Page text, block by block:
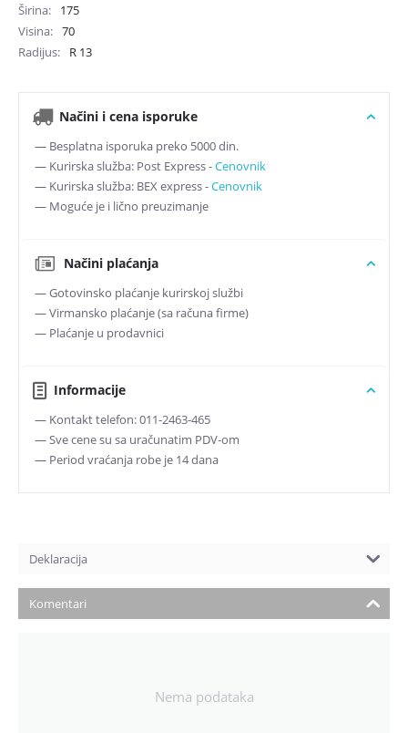
Širina
175
Visina
70
Radijus
R 13
Načini i cena isporuke
— Besplatna isporuka preko 5000 din.
— Kurirska služba: Post Express -Cenovnik
— Kurirska služba: BEX express -Cenovnik
— Moguće je i lično preuzimanje
Načini plaćanja
— Gotovinsko plaćanje kurirskoj službi
— Virmansko plaćanje (sa računa firme)
— Plaćanje u prodavnici
Informacije
— Kontakt telefon: 011-2463-465
— Sve cene su sa uračunatim PDV-om
— Period vraćanja robe je 14 dana
Deklaracija
Komentari
Nema podataka